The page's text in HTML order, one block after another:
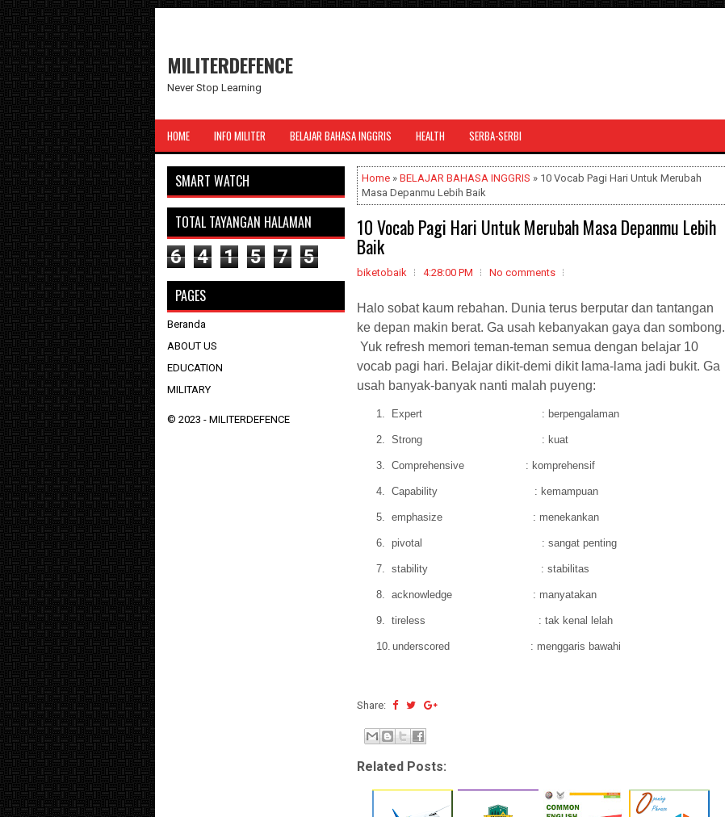
MILITERDEFENCE
Never Stop Learning
HOME INFO MILITER BELAJAR BAHASA INGGRIS HEALTH SERBA-SERBI
Home » BELAJAR BAHASA INGGRIS » 10 Vocab Pagi Hari Untuk Merubah
Masa Depanmu Lebih Baik
10 Vocab Pagi Hari Untuk Merubah Masa Depanmu Lebih
Baik
biketobaik 4:28:00 PM No comments
Halo sobat kaum rebahan. Dunia terus berputar dan tantangan
ke depan makin berat. Ga usah kebanyakan gaya dan sombong.
Yuk refresh memori teman-teman semua dengan belajar 10
vocab pagi hari. Belajar dikit-demi dikit lama-lama jadi bukit. Ga
usah banyak-banyak nanti malah puyeng:
1. Expert : berpengalaman
2. Strong : kuat
3. Comprehensive : komprehensif
4. Capability : kemampuan
5. emphasize : menekankan
6. pivotal : sangat penting
7. stability : stabilitas
8. acknowledge : manyatakan
9. tireless : tak kenal lelah
10. underscored : menggaris bawahi
Share:
Related Posts:
SMART WATCH
TOTAL TAYANGAN HALAMAN
6 4 1 5 7 5
PAGES
Beranda
ABOUT US
EDUCATION
MILITARY
© 2023 - MILITERDEFENCE